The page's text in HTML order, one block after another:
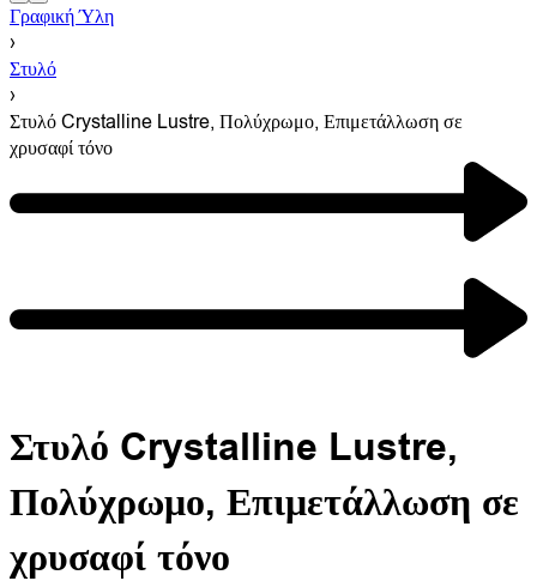
Γραφική Ύλη
›
Στυλό
›
Στυλό Crystalline Lustre, Πολύχρωμο, Επιμετάλλωση σε
χρυσαφί τόνο
Στυλό Crystalline Lustre,
Πολύχρωμο, Επιμετάλλωση σε
χρυσαφί τόνο